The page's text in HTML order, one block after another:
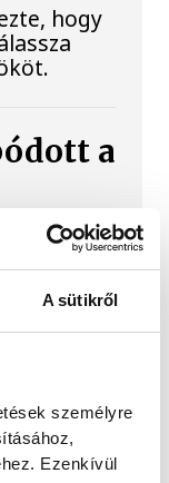
A sütikről
személyre
Ezenkívül
hogy
a
le kedden
körül
a SpaceX
felső
látni, a